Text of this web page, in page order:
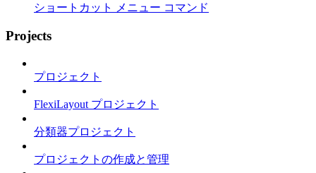
ショートカット メニュー コマンド
Projects
プロジェクト
FlexiLayout プロジェクト
分類器プロジェクト
プロジェクトの作成と管理